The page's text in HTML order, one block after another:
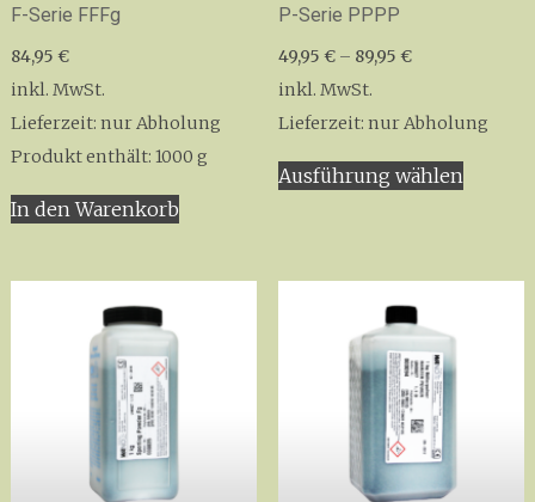
F-Serie FFFg
84,95 €
inkl. MwSt.
Lieferzeit: nur Abholung
Produkt enthält: 1000 g
In den Warenkorb
P-Serie PPPP
49,95 €– 89,95 €
inkl. MwSt.
Lieferzeit: nur Abholung
Ausführung wählen
Dieses
Produkt